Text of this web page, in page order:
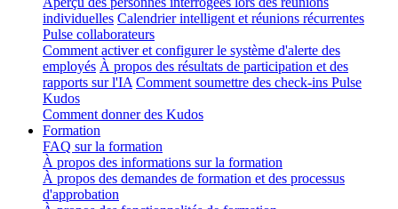
individuelles Calendrier intelligent et réunions récurrentes
Pulse collaborateurs
Comment activer et configurer le système d'alerte des
employés À propos des résultats de participation et des
rapports sur l'IA Comment soumettre des check-ins Pulse
Kudos
Comment donner des Kudos
Formation
FAQ sur la formation
À propos des informations sur la formation
À propos des demandes de formation et des processus
d'approbation